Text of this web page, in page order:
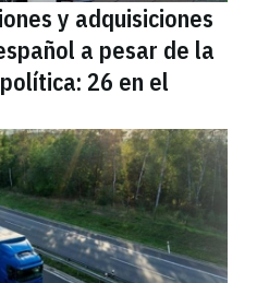
y adquisiciones
a pesar de la
26 en el